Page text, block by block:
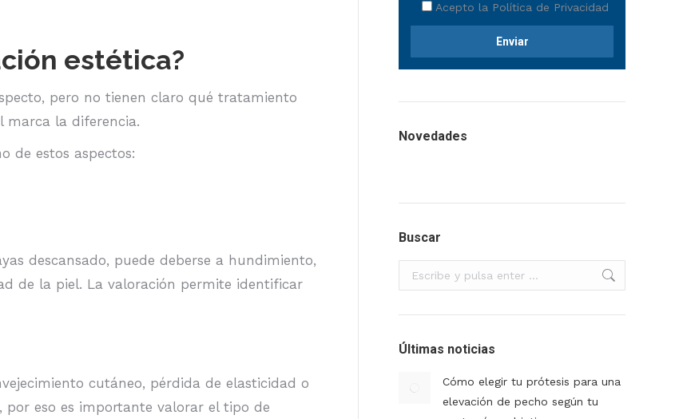
estética?
pero no tienen claro qué tratamiento
marca la diferencia.
de estos aspectos:
descansado, puede deberse a hundimiento,
de la piel. La valoración permite identificar
cutáneo, pérdida de elasticidad o
eso es importante valorar el tipo de
Acepto la Política de Privacidad
Novedades
Buscar
Buscar:
Últimas noticias
Cómo elegir tu prótesis para una
elevación de pecho según tu